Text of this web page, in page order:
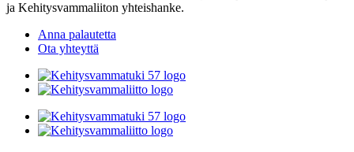
ja Kehitysvammaliiton yhteishanke.
Anna palautetta
Ota yhteyttä